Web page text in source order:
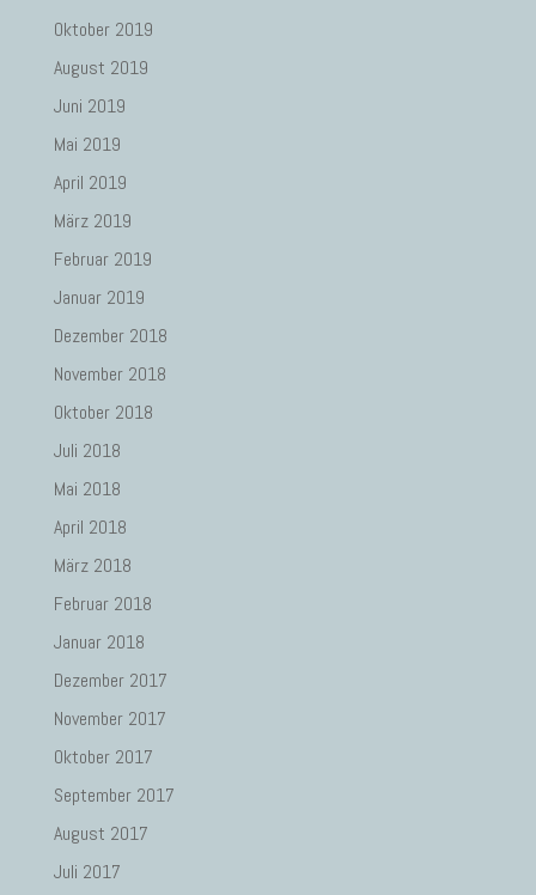
Oktober 2019
August 2019
Juni 2019
Mai 2019
April 2019
März 2019
Februar 2019
Januar 2019
Dezember 2018
November 2018
Oktober 2018
Juli 2018
Mai 2018
April 2018
März 2018
Februar 2018
Januar 2018
Dezember 2017
November 2017
Oktober 2017
September 2017
August 2017
Juli 2017